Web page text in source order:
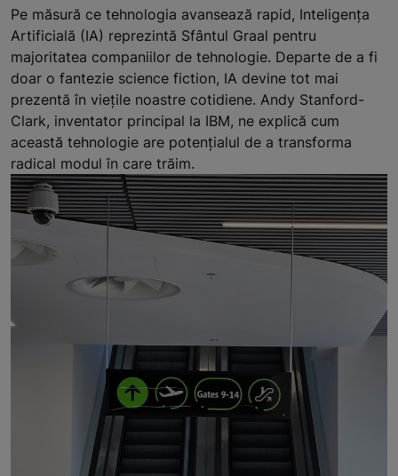
Pe măsură ce tehnologia avansează rapid, Inteligența
Artificială (IA) reprezintă Sfântul Graal pentru
majoritatea companiilor de tehnologie. Departe de a fi
doar o fantezie science fiction, IA devine tot mai
prezentă în viețile noastre cotidiene. Andy Stanford-
Clark, inventator principal la IBM, ne explică cum
această tehnologie are potențialul de a transforma
radical modul în care trăim.